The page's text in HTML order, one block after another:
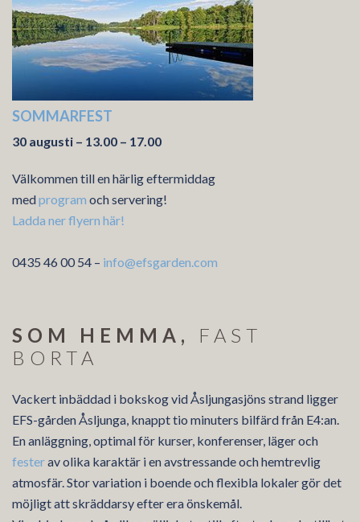
SOMMARFEST
30 augusti – 13.00 – 17.00
Välkommen till en härlig eftermiddag
medprogram och servering!
Ladda ner flyern här!
0435 46 00 54 – info@efsgarden.com
SOM HEMMA,
FAST
BORTA
Vackert inbäddad i bokskog vid Åsljungasjöns strand ligger
EFS-gården Åsljunga, knappt tio minuters bilfärd från E4:an.
En anläggning, optimal för kurser, konferenser, läger och
festerav olika karaktär i en avstressande och hemtrevlig
atmosfär. Stor variation i boende och flexibla lokaler gör det
möjligt att skräddarsy efter era önskemål.